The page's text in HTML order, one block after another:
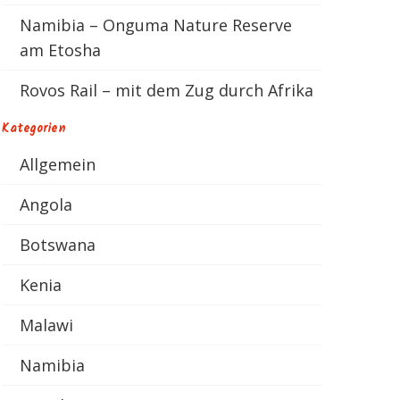
Namibia – Onguma Nature Reserve
am Etosha
Rovos Rail – mit dem Zug durch Afrika
Kategorien
Allgemein
Angola
Botswana
Kenia
Malawi
Namibia